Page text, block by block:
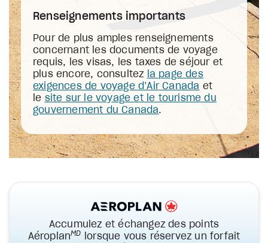
Renseignements importants
Pour de plus amples renseignements
concernant les documents de voyage
requis, les visas, les taxes de séjour et
plus encore, consultez
la page des
exigences de voyage d’Air Canada et
le site sur le voyage et le tourisme du
gouvernement du Canada.
Accumulez et échangez des points
AéroplanMD
lorsque vous réservez un forfait